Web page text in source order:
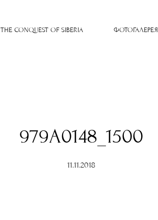
THE CONQUEST OF SIBERIA ФОТОГАЛЕРЕЯ
979A0148_1500
11.11.2018